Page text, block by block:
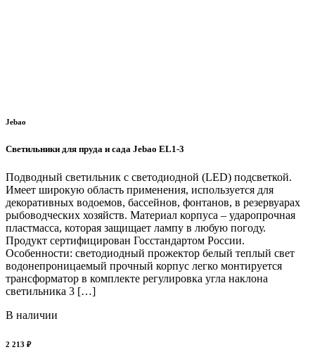
Jebao
Светильники для пруда и сада Jebao EL1-3
Подводный светильник с светодиодной (LED) подсветкой.
Имеет широкую область применения, используется для
декоративных водоемов, бассейнов, фонтанов, в резервуарах
рыбоводческих хозяйств. Материал корпуса – ударопрочная
пластмасса, которая защищает лампу в любую погоду.
Продукт сертифицирован Госстандартом России.
Особенности: светодиодный прожектор белый теплый свет
водонепроницаемый прочный корпус легко монтируется
трансформатор в комплекте регулировка угла наклона
светильника 3 […]
В наличии
2 213 ₽